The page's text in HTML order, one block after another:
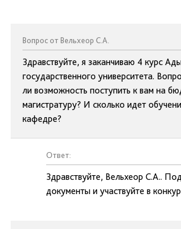
Вопрос от Вельхеор С.А.
Здравствуйте, я заканчиваю 4 курс
государственного университета.
ли возможность поступить к вам на
магистратуру? И сколько идет
кафедре?
Ответ:
Здравствуйте, Вельхеор С.А..
документы и участвуйте в